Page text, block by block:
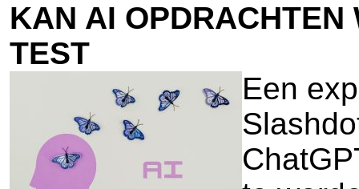
KAN AI OPDRACHTEN
TEST
Een